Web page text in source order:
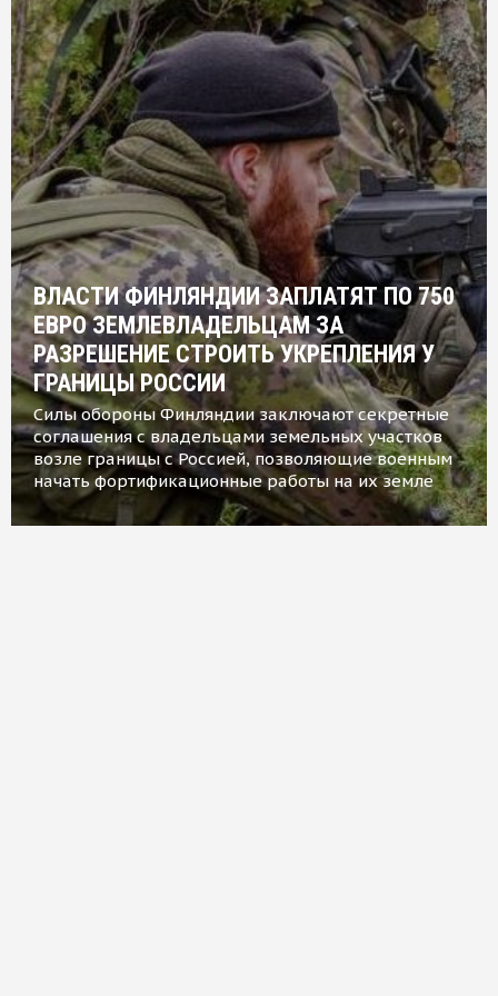
ВЛАСТИ ФИНЛЯНДИИ ЗАПЛАТЯТ ПО 750
ЕВРО ЗЕМЛЕВЛАДЕЛЬЦАМ ЗА
РАЗРЕШЕНИЕ СТРОИТЬ УКРЕПЛЕНИЯ У
ГРАНИЦЫ РОССИИ
Силы обороны Финляндии заключают секретные
соглашения с владельцами земельных участков
возле границы с Россией, позволяющие военным
начать фортификационные работы на их земле